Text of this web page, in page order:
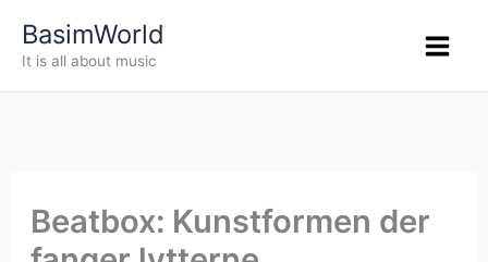
BasimWorld
It is all about music
Beatbox: Kunstformen der